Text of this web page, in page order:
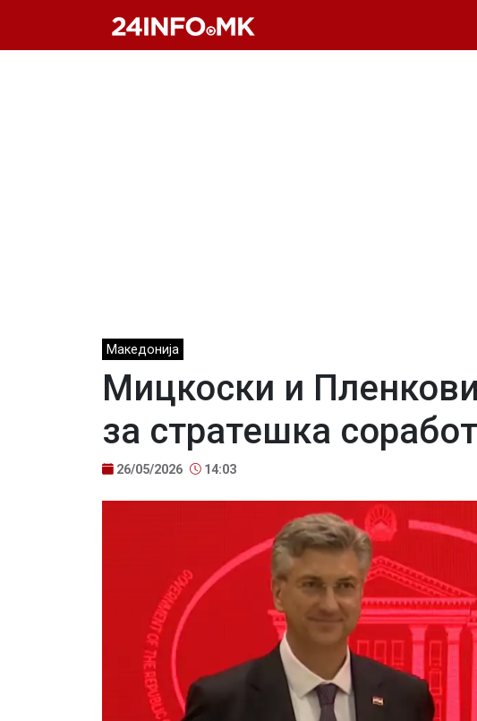
Македонија
Мицкоски и
за стратешка
26/05/2026 14:03